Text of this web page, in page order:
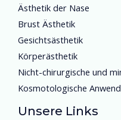
Ästhetik der Nase
Brust Ästhetik
Gesichtsästhetik
Körperästhetik
Nicht-chirurgische und
Kosmotologische
Unsere Links